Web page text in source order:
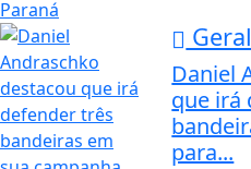
Geral
Daniel
que irá
para...